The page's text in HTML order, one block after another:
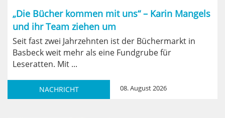
„Die Bücher kommen mit uns“ – Karin Mangels
und ihr Team ziehen um
Seit fast zwei Jahrzehnten ist der Büchermarkt in
Basbeck weit mehr als eine Fundgrube für
Leseratten. Mit ...
NACHRICHT 08. August 2026